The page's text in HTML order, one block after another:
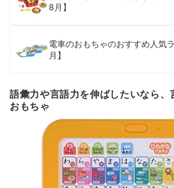
8月】
電車のおもちゃのおすすめ人気
月】
語彙力や言語力を伸ばしたいなら、
おもちゃ